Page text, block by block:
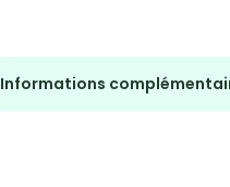
Informations